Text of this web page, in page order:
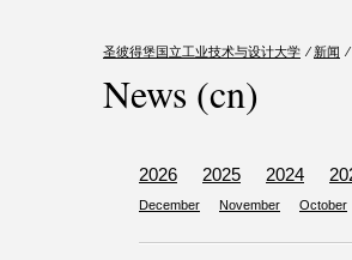
圣彼得堡国立工业技术与设计大学 ⁄ 新闻 ⁄
News (cn)
2026 2025 2024
December November October